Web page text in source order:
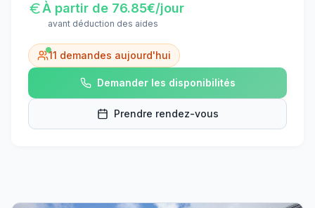
À partir de 76.85€/jour
avant déduction des aides
11 demandes aujourd'hui
Demander les disponibilités
Prendre rendez-vous